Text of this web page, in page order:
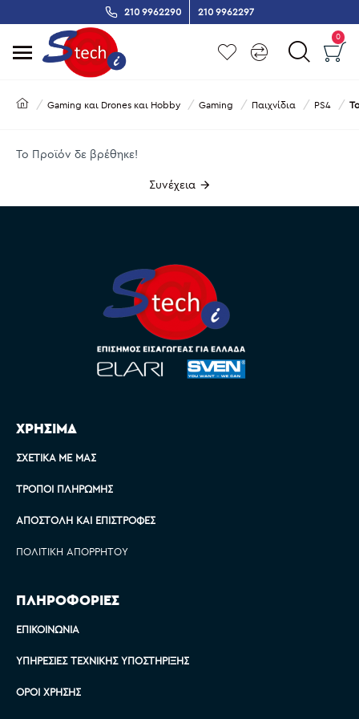
210 9962290 210 9962297
0
Gaming και Drones και Hobby Gaming Παιχνίδια PS4
Το Προϊόν δε βρέθηκε!
Συνέχεια
ΧΡΗΣΙΜΑ
ΣΧΕΤΙΚΆ ΜΕ ΜΑΣ
ΤΡΌΠΟΙ ΠΛΗΡΩΜΉΣ
ΑΠΟΣΤΟΛΉ ΚΑΙ ΕΠΙΣΤΡΟΦΈΣ
ΠΟΛΙΤΙΚΉ ΑΠΟΡΡΉΤΟΥ
ΠΛΗΡΟΦΟΡΙΕΣ
ΕΠΙΚΟΙΝΩΝΊΑ
ΥΠΗΡΕΣΊΕΣ ΤΕΧΝΙΚΉΣ ΥΠΟΣΤΉΡΙΞΗΣ
ΌΡΟΙ ΧΡΉΣΗΣ